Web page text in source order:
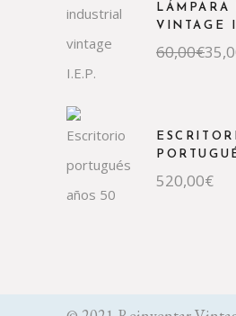
LÁMPARA
VINTAGE
60,00€
El
precio
El
precio
520,00€